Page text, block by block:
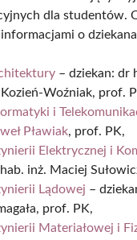
dla studentów.
o
– dziekan: dr
Woźniak, prof.
i
Pławiak, prof. PK,
Elektrycznej i
inż. Maciej
Lądowej –
prof. PK,
Materiałowej i